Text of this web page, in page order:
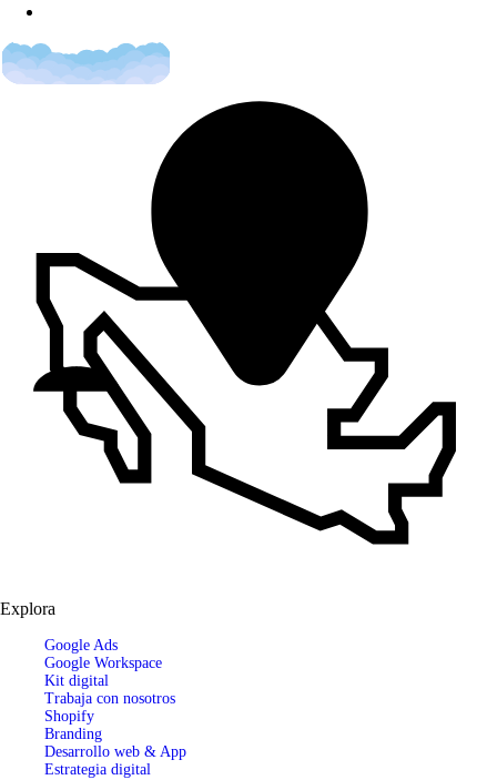
Explora
Google Ads
Google Workspace
Kit digital
Trabaja con nosotros
Shopify
Branding
Desarrollo web & App
Estrategia digital